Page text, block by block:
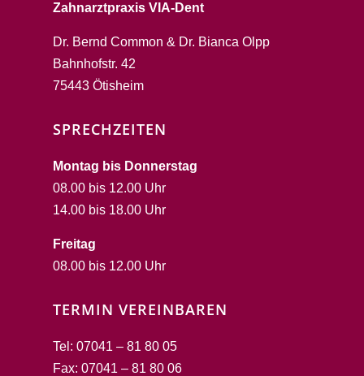
Zahnarztpraxis VIA-Dent
Dr. Bernd Common & Dr. Bianca Olpp
Bahnhofstr. 42
75443 Ötisheim
SPRECHZEITEN
Montag bis Donnerstag
08.00 bis 12.00 Uhr
14.00 bis 18.00 Uhr
Freitag
08.00 bis 12.00 Uhr
TERMIN VEREINBAREN
Tel: 07041 – 81 80 05
Fax: 07041 – 81 80 06